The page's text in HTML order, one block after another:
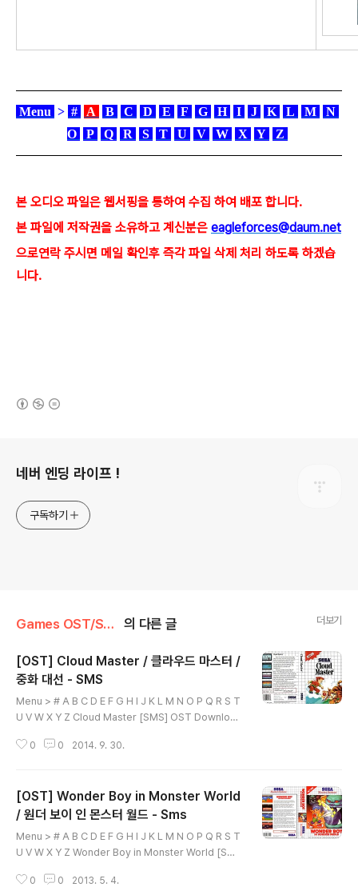
Menu > # A B C D E F G H I J K L M
N
O
P Q R S T U V W X Y Z
본 오디오 파일은 웹서핑을 통하여 수집 하여 배포 합니다.
본 파일에 저작권을 소유하고 계신분은 eagleforces@daum.net
으로연락 주시면 메일 확인후 즉각 파일 삭제 처리 하도록 하겠습
니다.
네버 엔딩 라이프 !
구독하기
Games OST/Sega Master System 의 다른 글 더보기
[OST] Cloud Master / 클라우드 마스터 /
중화 대선 - SMS
Menu > # A B C D E F G H I J K L M N O P Q R S T
U V W X Y Z Cloud Master [SMS] OST Download
04. The Great Wall 05. Mt Tai 06. The Buddha's
O P Q R S T U V W X Y Z 본 오디오 파일은 웹서핑을
통하여 수집 하여 배포 합니다. 본 파일에 저작권을 소유하
0 0 2014. 9. 30.
[OST] Wonder Boy in Monster World
/ 원더 보이 인 몬스터 월드 - Sms
Menu > # A B C D E F G H I J K L M N O P Q R S T
U V W X Y Z Wonder Boy in Monster World [Sm
ge 03. Beach Stage 04. Alsedo the Fairy Village
0 0 2013. 5. 4.